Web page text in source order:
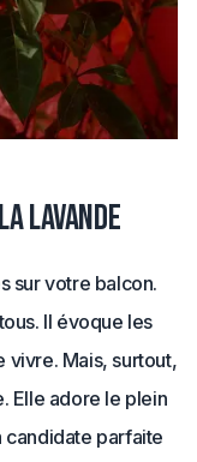
lavande
sur votre balcon.
Il évoque les
vivre. Mais, surtout,
Elle adore le plein
candidate parfaite